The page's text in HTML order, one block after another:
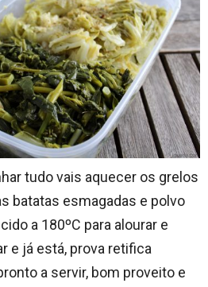
tudo vais aquecer os grelos
batatas esmagadas e polvo
a 180ºC para alourar e
e já está, prova retifica
a servir, bom proveito e